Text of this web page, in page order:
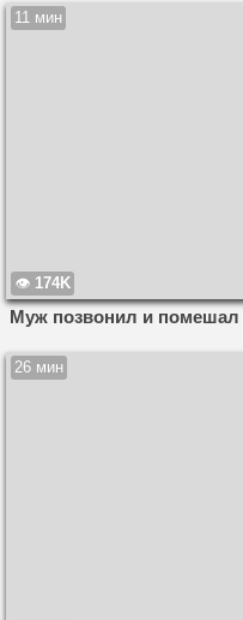
11 мин
174K
Муж позвонил и помешал
26 мин